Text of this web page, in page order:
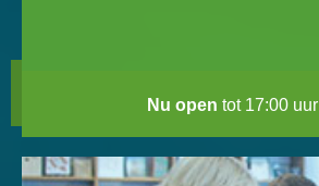
Nu open tot 17:00 uur